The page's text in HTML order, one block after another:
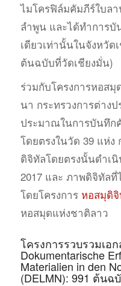
ไมโครฟิล์มคัมภีร์ใบล
ลำพูน และได้ทำการบั
เดียวเท่านั้นในจังหวัด
ต้นฉบับที่วัดเชียงมั่น)
ร่วมกับโครงการหอส
นา กระทรวงการต่าง
ประมาณในการบันทึก
โดยตรงในวัด 39 แห่
ดิจิทัลโดยตรงนั้นดำเนิ
2017 และ ภาพดิจิทัล
โดยโครงการ หอสมุดิ
หอสมุดแห่งชาติลาว
โครงการรวบรวมเอ
Dokumentarische
Materialien in den
(DELMN): 991 ต้นฉ